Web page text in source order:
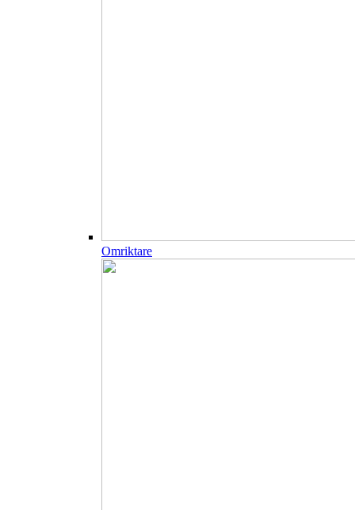
Omriktare